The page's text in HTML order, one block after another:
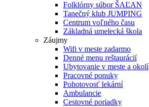
Folklórny súbor ŠAĽAN
Tanečný klub JUMPING
Centrum voľného času
Základná umelecká škola
Záujmy
Wifi v meste zadarmo
Denné menu reštaurácií
Ubytovanie v meste a okolí
Pracovné ponuky
Pohotovosť lekární
Ambulancie
Cestovné poriadky